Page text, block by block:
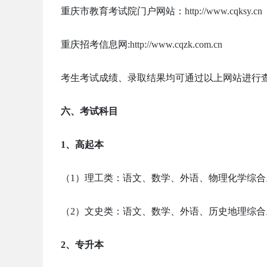
重庆市教育考试院门户网站： http://www.cqksy.cn
重庆招考信息网:http://www.cqzk.com.cn
考生考试成绩、录取结果均可通过以上网站进行
六、考试科目
1、高起本
（1）理工类：语文、数学、外语、物理化学综合
（2）文史类：语文、数学、外语、历史地理综合
2、专升本